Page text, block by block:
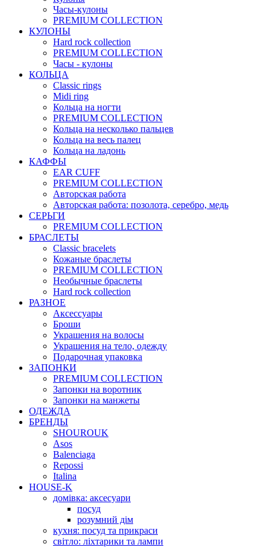
Часы-кулоны
PREMIUM COLLECTION
КУЛОНЫ
Hard rock collection
PREMIUM COLLECTION
Часы - кулоны
КОЛЬЦА
Classic rings
Midi ring
Кольца на ногти
PREMIUM COLLECTION
Кольца на несколько пальцев
Кольца на весь палец
Кольца на ладонь
КАФФЫ
EAR CUFF
PREMIUM COLLECTION
Авторская работа
Авторская работа: позолота, серебро, медь
СЕРЬГИ
PREMIUM COLLECTION
БРАСЛЕТЫ
Classic bracelets
Кожаные браслеты
PREMIUM COLLECTION
Необычные браслеты
Hard rock collection
РАЗНОЕ
Аксессуары
Броши
Украшения на волосы
Украшения на тело, одежду
Подарочная упаковка
ЗАПОНКИ
PREMIUM COLLECTION
Запонки на воротник
Запонки на манжеты
ОДЕЖДА
БРЕНДЫ
SHOUROUK
Asos
Balenciaga
Repossi
Italina
HOUSE-K
домівка: аксесуари
посуд
розумний дім
кухня: посуд та прикраси
світло: ліхтарики та лампи